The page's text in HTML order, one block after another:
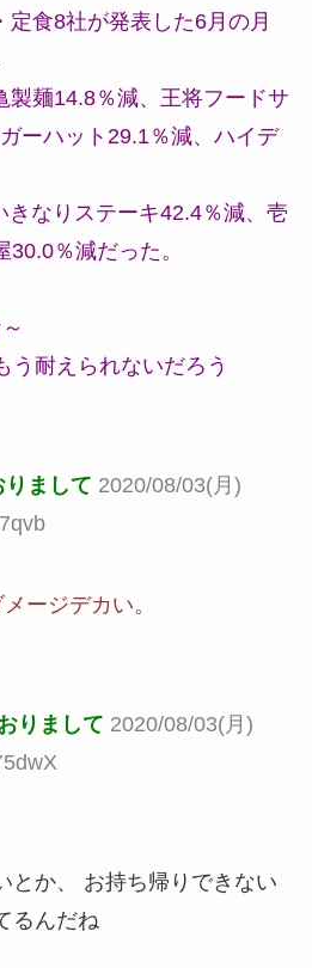
食8社が発表した6月の月
製麺14.8％減、王将フードサ
ーハット29.1％減、ハイデ
なりステーキ42.4％減、壱
％減だった。
う耐えられないだろう
まして 2020/08/03(月)
ージデカい。
りまして 2020/08/03(月)
とか、 お持ち帰りできない
るんだね